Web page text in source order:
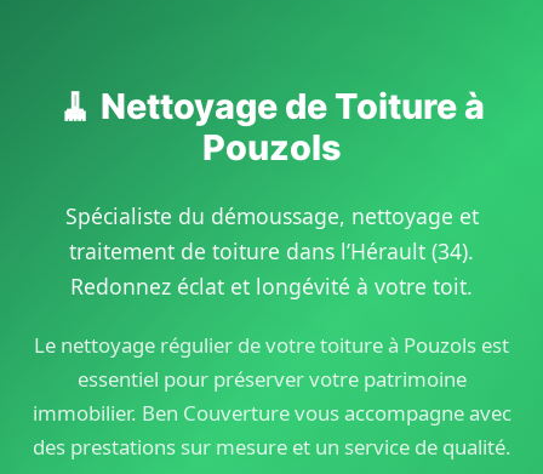
🧹 Nettoyage de Toiture à
Pouzols
Spécialiste du démoussage, nettoyage et
traitement de toiture dans l’Hérault (34).
Redonnez éclat et longévité à votre toit.
Le nettoyage régulier de votre toiture à Pouzols est
essentiel pour préserver votre patrimoine
immobilier. Ben Couverture vous accompagne avec
des prestations sur mesure et un service de qualité.